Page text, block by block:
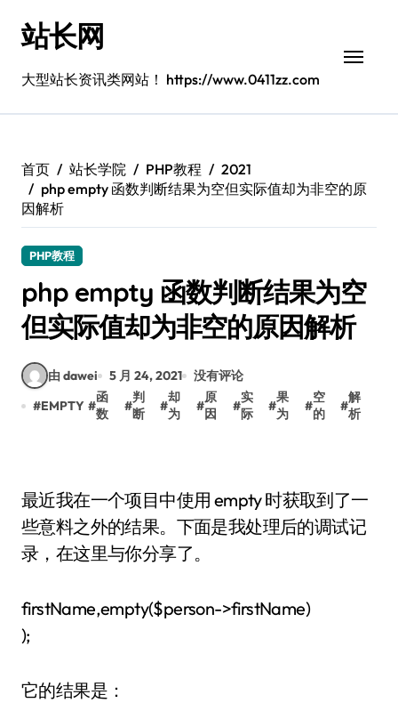
站长网
大型站长资讯类网站！ https://www.0411zz.com
首页 站长学院 PHP教程
2021
php empty 函数判断结果为空但实际值却为非空的原
因解析
PHP教程
php empty 函数判断结果为空
但实际值却为非空的原因解析
由 dawei 5 月 24, 2021
没有评论
#EMPTY #
函
数
#
判
断
#
却
为
#
原
因
#
实
际
#
果
为
#
空
的
#
解
析
最近我在一个项目中使用 empty 时获取到了一
些意料之外的结果。下面是我处理后的调试记
录，在这里与你分享了。
firstName,empty($person->firstName)
);
它的结果是：